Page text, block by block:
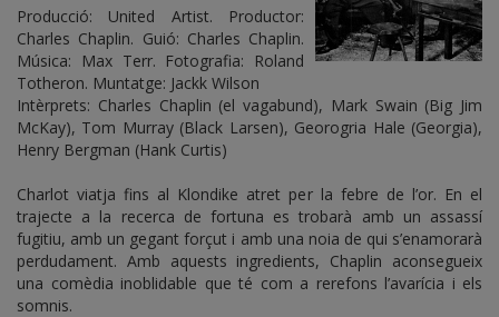
Producció: United Artist. Productor:
Charles Chaplin. Guió: Charles Chaplin.
Música: Max Terr. Fotografia: Roland
Totheron. Muntatge: Jackk Wilson
Intèrprets: Charles Chaplin (el vagabund), Mark Swain (Big Jim
McKay), Tom Murray (Black Larsen), Georogria Hale (Georgia),
Henry Bergman (Hank Curtis)
Charlot viatja fins al Klondike atret per la febre de l’or. En el
trajecte a la recerca de fortuna es trobarà amb un assassí
fugitiu, amb un gegant forçut i amb una noia de qui s’enamorarà
perdudament. Amb aquests ingredients, Chaplin aconsegueix
una comèdia inoblidable que té com a rerefons l’avarícia i els
somnis.